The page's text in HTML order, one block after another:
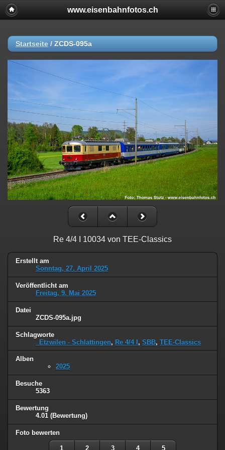
www.eisenbahnfotos.ch
Startseite / ZCDS-095a
Re 4/4 I 10034 von TEE-Classics
Erstellt am
Sonntag, 27. April 2025
Veröffentlicht am
Freitag, 9. Mai 2025
Datei
ZCDS-095a.jpg
Schlagworte
_Etzwilen - Schlattingen, Re 4/4 I, SBB, TEE-Classics
Alben
2025
Besuche
5363
Bewertung
4.01 (Bewertung)
Foto bewerten
1 2 3 4 5